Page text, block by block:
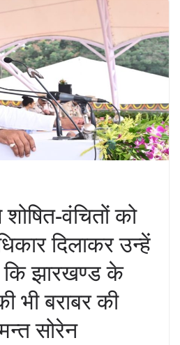
वंचितों को
दिलाकर उन्हें
कि झारखण्ड के
भी बराबर की
सोरेन